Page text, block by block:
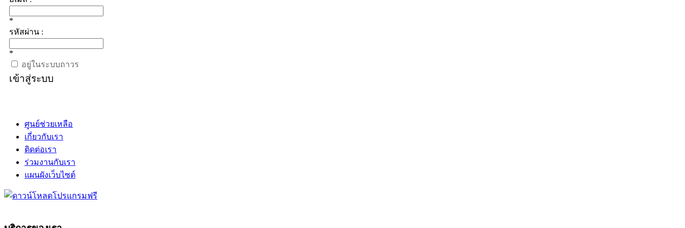
*
รหัสผ่าน :
*
อยู่ในระบบถาวร
เข้าสู่ระบบ
ศูนย์ช่วยเหลือ
เกี่ยวกับเรา
ติดต่อเรา
ร่วมงานกับเรา
แผนผังเว็บไซต์